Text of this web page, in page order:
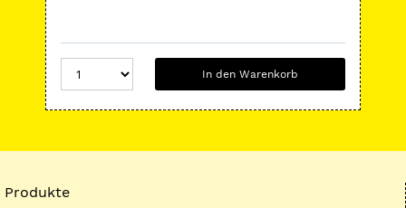
In den Warenkorb
Produkte